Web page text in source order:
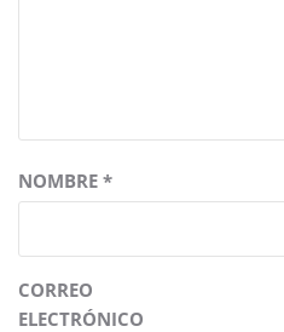
NOMBRE *
CORREO
ELECTRÓNICO